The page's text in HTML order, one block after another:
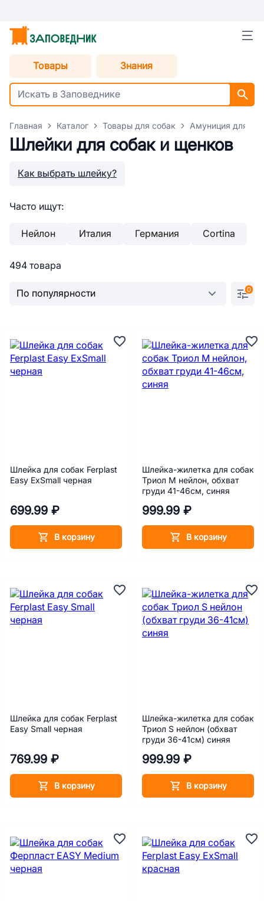
Товары Знания
Главная Каталог Товары для собак Амуниция для
Шлейки для собак и щенков
Как выбрать шлейку?
Часто ищут:
Нейлон Италия Германия Cortina
494 товара
0
Шлейка для собак Ferplast
Easy ExSmall черная
699.99 ₽
В корзину
Шлейка-жилетка для собак
Триол M нейлон, обхват
груди 41-46см, синяя
999.99 ₽
В корзину
Шлейка для собак Ferplast
Easy Small черная
769.99 ₽
В корзину
Шлейка-жилетка для собак
Триол S нейлон (обхват
груди 36-41см) синяя
999.99 ₽
В корзину